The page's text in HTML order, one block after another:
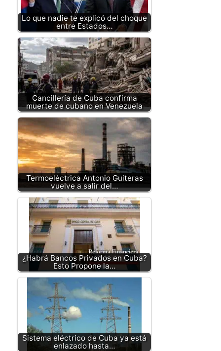
Lo que nadie te explicó del choque
entre Estados…
Cancillería de Cuba confirma
muerte de cubano en Venezuela
Termoeléctrica Antonio Guiteras
vuelve a salir del…
¿Habrá Bancos Privados en Cuba?
Esto Propone la…
Sistema eléctrico de Cuba ya está
enlazado hasta…